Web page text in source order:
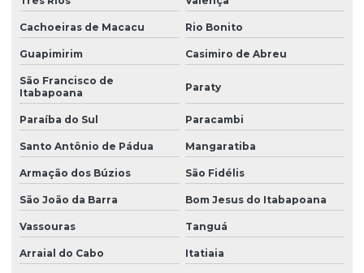
Cachoeiras de Macacu Rio Bonito
Guapimirim Casimiro de Abreu
São Francisco de
Itabapoana
Paraty
Paraíba do Sul Paracambi
Santo Antônio de Pádua Mangaratiba
Armação dos Búzios São Fidélis
São João da Barra Bom Jesus do Itabapoana
Vassouras Tanguá
Arraial do Cabo Itatiaia